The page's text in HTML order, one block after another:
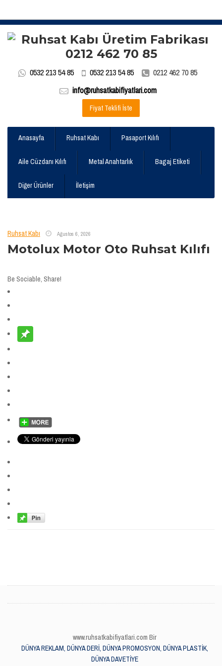
0532 213 54 85 0532 213 54 85
0212 462 70 85
info@ruhsatkabifiyatlari.com
Fiyat Teklifi İste
Anasayfa Ruhsat Kabı Pasaport Kılıfı
Aile Cüzdanı Kılıfı Metal Anahtarlık Bagaj Etiketi
Diğer Ürünler İletişim
Ruhsat Kabı Ağustos 6, 2026
Motolux Motor Oto Ruhsat Kılıfı
Be Sociable, Share!
www.ruhsatkabifiyatlari.com Bir
DÜNYA REKLAM, DÜNYA DERİ, DÜNYA PROMOSYON, DÜNYA PLASTİK,
DÜNYA DAVETİYE